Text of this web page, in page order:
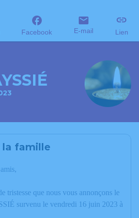
Facebook E-mail Lien
la famille
tristesse que nous vous annonçons le
survenu le vendredi 16 juin 2023 à